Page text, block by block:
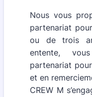
Nous vous
partenariat
ou de trois
entente,
partenariat
et en
CREW M